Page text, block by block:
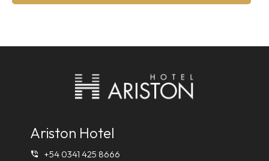
Ariston Hotel
+54 0341 425 8666